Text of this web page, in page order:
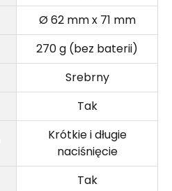
Ø 62 mm x 71 mm
270 g (bez baterii)
Srebrny
Tak
Krótkie i długie
naciśnięcie
Tak